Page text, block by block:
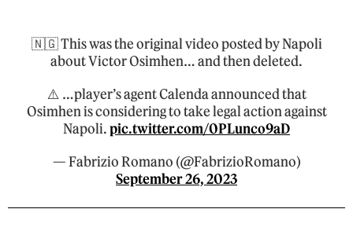
🇳🇬 This was the original video posted by Napoli
about Victor Osimhen… and then deleted.
⚠️ …player’s agent Calenda announced that
Osimhen is considering to take legal action against
Napoli.pic.twitter.com/0PLunco9aD
— Fabrizio Romano (@FabrizioRomano)
September 26, 2023